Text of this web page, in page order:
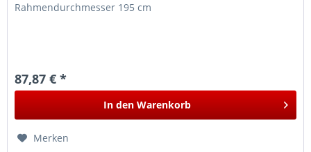
Rahmendurchmesser 195 cm
87,87 € *
In den Warenkorb
Merken